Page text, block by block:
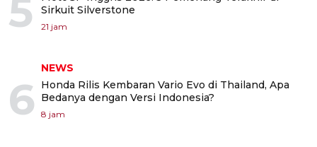
5
Sirkuit Silverstone
21 jam
6
NEWS
Honda Rilis Kembaran Vario Evo di Thailand, Apa
Bedanya dengan Versi Indonesia?
8 jam